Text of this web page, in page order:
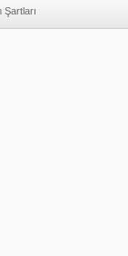
Şartları